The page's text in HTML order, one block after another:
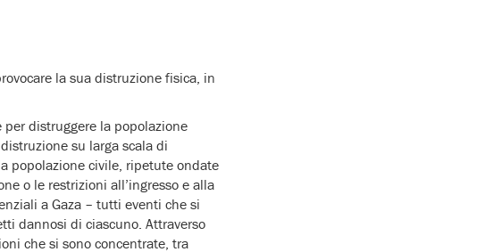
la sua distruzione fisica, in
distruggere la popolazione
su larga scala di
popolazione civile, ripetute ondate
o le restrizioni all’ingresso e alla
a Gaza – tutti eventi che si
dannosi di ciascuno. Attraverso
che si sono concentrate, tra